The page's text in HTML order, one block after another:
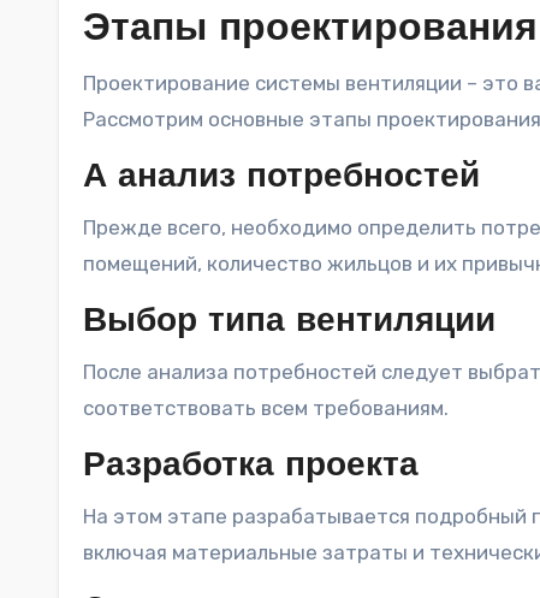
Этапы
Проектирование системы вентиляции – это
Рассмотрим основные этапы
А анализ потребностей
Прежде всего, необходимо определить
помещений, количество жильцов и их
Выбор типа вентиляции
После анализа потребностей следует
соответствовать всем требованиям.
Разработка проекта
На этом этапе разрабатывается
включая материальные затраты и